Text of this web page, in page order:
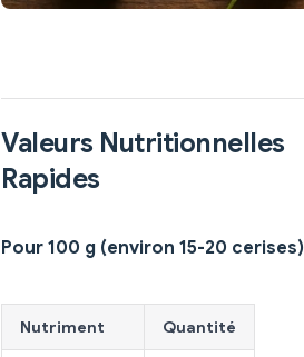
Valeurs Nutritionnelles
Rapides
Pour 100 g (environ 15-20 cerises)
Nutriment Quantité